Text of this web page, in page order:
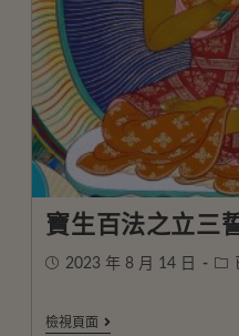
寶生百法之立三
2023 年 8 月 14 日
檢視頁面